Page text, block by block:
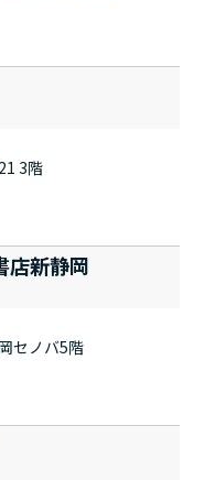
3階
店新静岡
セノバ5階